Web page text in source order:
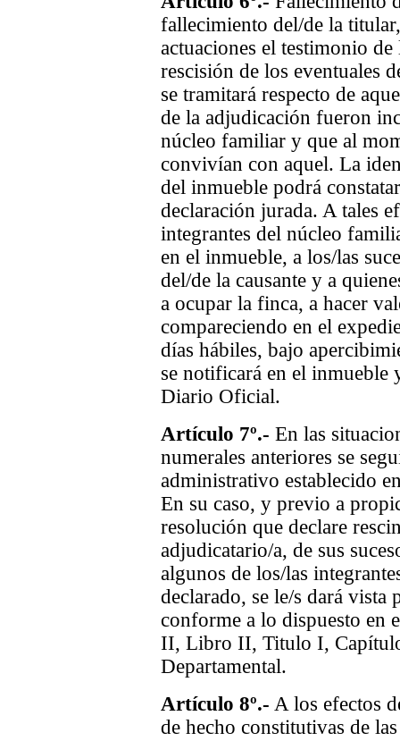
fallecimiento del/de la
actuaciones el testimonio
rescisión de los eventuales
se tramitará respecto de
de la adjudicación fueron
núcleo familiar y que al
convivían con aquel. La
del inmueble podrá
declaración jurada. A tales
integrantes del núcleo
en el inmueble, a los/las
del/de la causante y a
a ocupar la finca, a hacer
compareciendo en el
días hábiles, bajo
se notificará en el inmueble
Diario Oficial.
Artículo 7º.- En las
numerales anteriores se
administrativo establecido
En su caso, y previo a
resolución que declare
adjudicatario/a, de sus
algunos de los/las
declarado, se le/s dará vista
conforme a lo dispuesto en
II, Libro II, Titulo I,
Departamental.
Artículo 8º.- A los efectos
de hecho constitutivas de